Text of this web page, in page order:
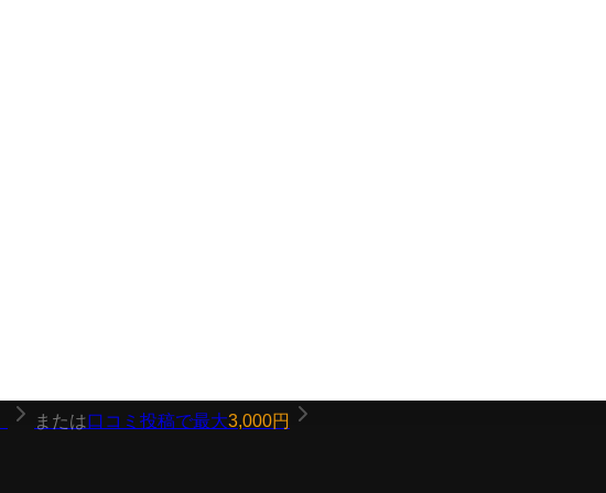
または口コミ投稿で最大3,000円